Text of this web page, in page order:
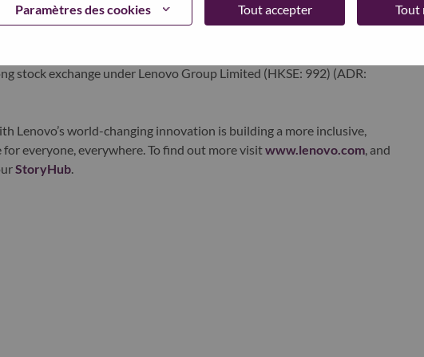
Paramètres des cookies Tout accepter Tout
edge, high performance computing and software defined
and services. Lenovo’s continued investment in world-changing
trustworthy, and smarter future for everyone, everywhere.
stock exchange under Lenovo Group Limited (HKSE: 992) (ADR:
Lenovo’s world-changing innovation is building a more inclusive,
everyone, everywhere. To find out more visitwww.lenovo.com, and
StoryHub.